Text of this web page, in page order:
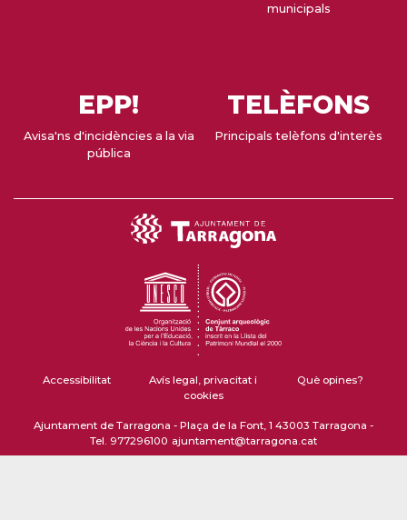
municipals
EPP!
Avisa'ns d'incidències a la via
pública
TELÈFONS
Principals telèfons d'interès
Accessibilitat
Avís legal, privacitat i
cookies
Què opines?
Ajuntament de Tarragona - Plaça de la Font, 1 43003 Tarragona -
Tel. 977296100 ajuntament@tarragona.cat